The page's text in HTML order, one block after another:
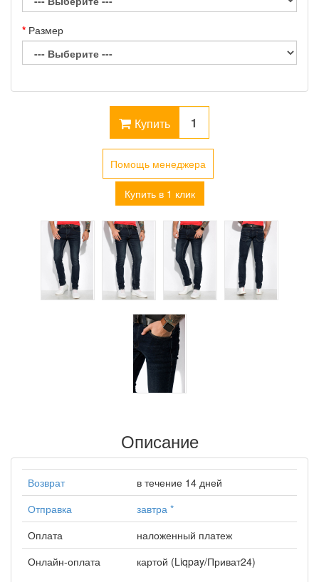
Размер
Купить
Помощь менеджера
Купить в 1 клик
Описание
Возврат
в течение 14 дней
Отправка
завтра *
Оплата
наложенный платеж
Онлайн-оплата
картой (Liqpay/Приват24)